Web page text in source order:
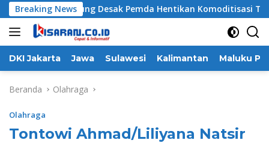
Langsung
ke
konten
Breaking News
To Manurung Desak Pemda Hentikan Komoditisasi Tanah
DKI Jakarta Jawa Sulawesi Kalimantan Maluku
Beranda Olahraga
Olahraga
Tontowi Ahmad/Liliyana Natsir